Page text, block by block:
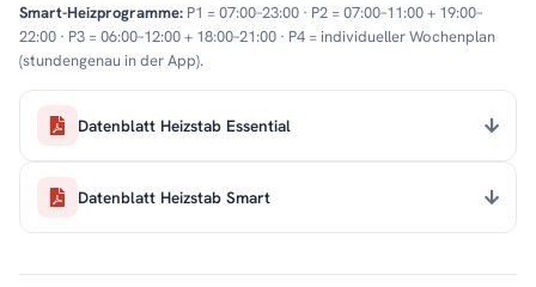
Smart-Heizprogramme: P1 = 07:00–23:00 · P2 = 07:00–11:00 + 19:00–
22:00 · P3 = 06:00–12:00 + 18:00–21:00 · P4 = individueller Wochenplan
(stundengenau in der App).
Datenblatt Heizstab Essential
Datenblatt Heizstab Smart